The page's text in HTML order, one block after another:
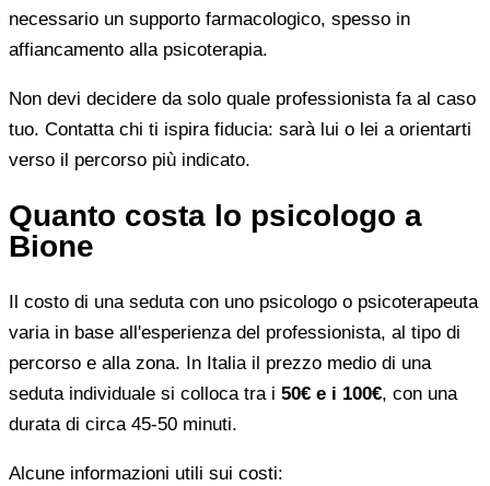
necessario un supporto farmacologico, spesso in
affiancamento alla psicoterapia.
Non devi decidere da solo quale professionista fa al caso
tuo. Contatta chi ti ispira fiducia: sarà lui o lei a orientarti
verso il percorso più indicato.
Quanto costa lo psicologo a
Bione
Il costo di una seduta con uno psicologo o psicoterapeuta
varia in base all'esperienza del professionista, al tipo di
percorso e alla zona. In Italia il prezzo medio di una
seduta individuale si colloca tra i 50€ e i 100€, con una
durata di circa 45-50 minuti.
Alcune informazioni utili sui costi: